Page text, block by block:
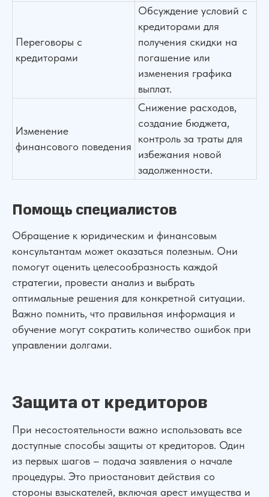
Переговоры с
кредиторами
Обсуждение условий с
кредиторами для
получения скидки на
погашение или
изменения графика
выплат.
Изменение
финансового поведения
Снижение расходов,
создание бюджета,
контроль за траты для
избежания новой
задолженности.
Помощь специалистов
Обращение к юридическим и финансовым
консультантам может оказаться полезным. Они
помогут оценить целесообразность каждой
стратегии, провести анализ и выбрать
оптимальные решения для конкретной ситуации.
Важно помнить, что правильная информация и
обучение могут сократить количество ошибок при
управлении долгами.
Защита от кредиторов
При несостоятельности важно использовать все
доступные способы защиты от кредиторов. Один
из первых шагов – подача заявления о начале
процедуры. Это приостановит действия со
стороны взыскателей, включая арест имущества и